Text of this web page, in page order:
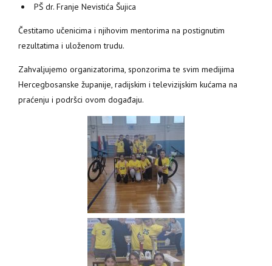
PŠ dr. Franje Nevistića Šujica
Čestitamo učenicima i njihovim mentorima na postignutim
rezultatima i uloženom trudu.
Zahvaljujemo organizatorima, sponzorima te svim medijima
Hercegbosanske županije, radijskim i televizijskim kućama na
praćenju i podršci ovom događaju.